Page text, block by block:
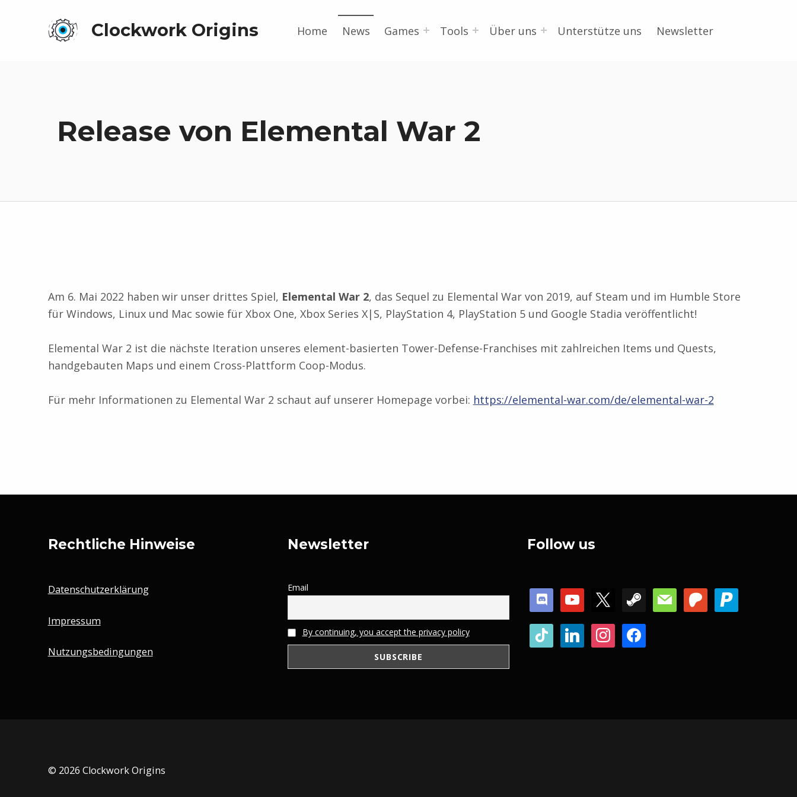
Clockwork Origins Home News Games Tools Über uns Unterstütze uns Newsletter
Release von Elemental War 2
Am 6. Mai 2022 haben wir unser drittes Spiel, Elemental War 2, das Sequel zu Elemental War von 2019, auf Steam und im Humble Store
für Windows, Linux und Mac sowie für Xbox One, Xbox Series X|S, PlayStation 4, PlayStation 5 und Google Stadia veröffentlicht!
Elemental War 2 ist die nächste Iteration unseres element-basierten Tower-Defense-Franchises mit zahlreichen Items und Quests,
handgebauten Maps und einem Cross-Plattform Coop-Modus.
Für mehr Informationen zu Elemental War 2 schaut auf unserer Homepage vorbei: https://elemental-war.com/de/elemental-war-2
Rechtliche Hinweise
Datenschutzerklärung
Impressum
Nutzungsbedingungen
Newsletter
Email
By continuing, you accept the privacy policy
Follow us
discordyoutube mail patreonpaypal
tiktok linkedininstagramfacebook
© 2026 Clockwork Origins